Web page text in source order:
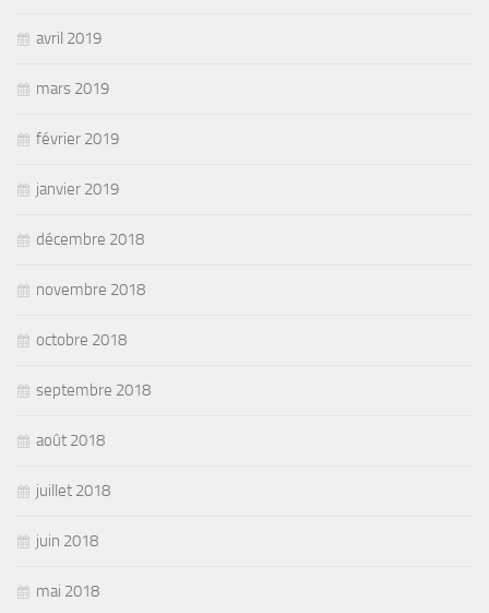
avril 2019
mars 2019
février 2019
janvier 2019
décembre 2018
novembre 2018
octobre 2018
septembre 2018
août 2018
juillet 2018
juin 2018
mai 2018